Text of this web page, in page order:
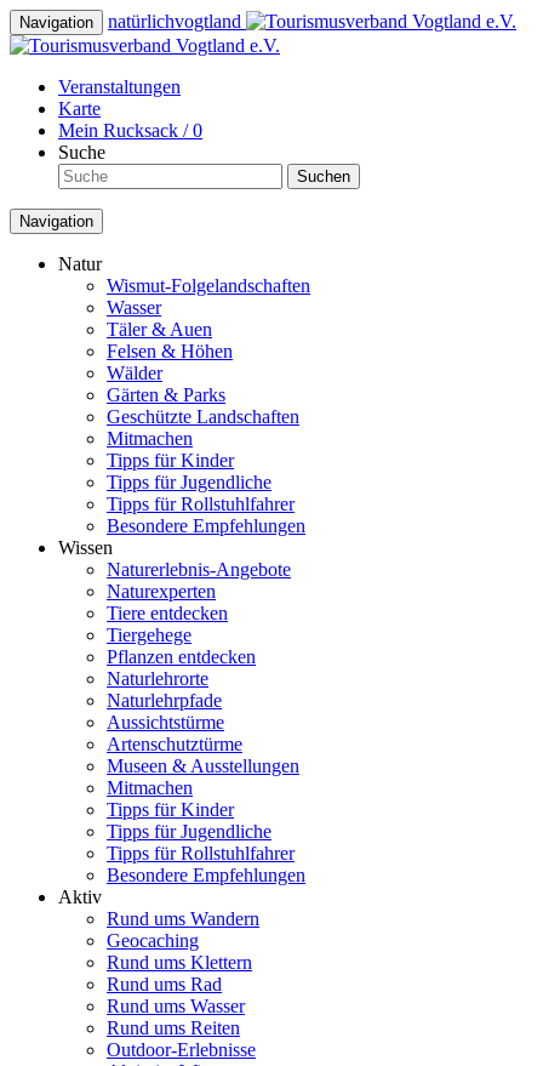
Navigation natürlichvogtland
Veranstaltungen
Karte
Mein Rucksack /0
Suche
Suchen
Navigation
Natur
Wismut-Folgelandschaften
Wasser
Täler & Auen
Felsen & Höhen
Wälder
Gärten & Parks
Geschützte Landschaften
Mitmachen
Tipps für Kinder
Tipps für Jugendliche
Tipps für Rollstuhlfahrer
Besondere Empfehlungen
Wissen
Naturerlebnis-Angebote
Naturexperten
Tiere entdecken
Tiergehege
Pflanzen entdecken
Naturlehrorte
Naturlehrpfade
Aussichtstürme
Artenschutztürme
Museen & Ausstellungen
Mitmachen
Tipps für Kinder
Tipps für Jugendliche
Tipps für Rollstuhlfahrer
Besondere Empfehlungen
Aktiv
Rund ums Wandern
Geocaching
Rund ums Klettern
Rund ums Rad
Rund ums Wasser
Rund ums Reiten
Outdoor-Erlebnisse